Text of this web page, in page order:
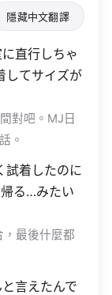
隱藏中文翻譯
直行しちゃ
してサイズが
對吧。MJ日
。
試着したのに
る…みたい
最後什麼都
言えたんで